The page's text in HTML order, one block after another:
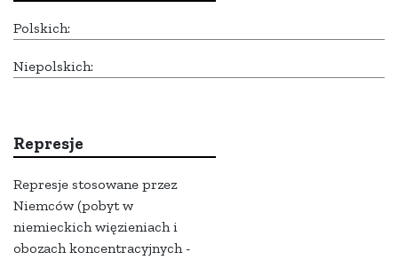
Polskich:
Niepolskich:
Represje
Represje stosowane przez
Niemców (pobyt w
niemieckich więzieniach i
obozach koncentracyjnych -